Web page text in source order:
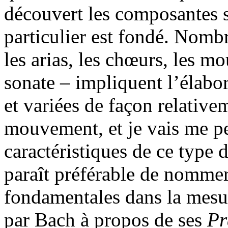
découvert les
particulier est fondé.
les arias, les chœurs, les
sonate – impliquent
et variées de façon
mouvement, et je vais me
caractéristiques de ce type
paraît préférable de
fondamentales dans la
par Bach à propos de ses